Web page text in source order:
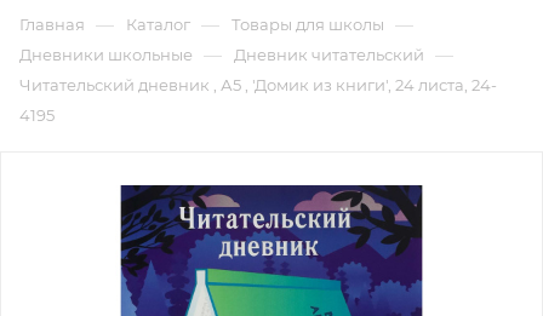
Главная — Каталог — Товары для школы —
Дневники школьные — Дневник читательский —
Читательский дневник , А5 , 'Домик из книги', 24 листа, 24-
4195